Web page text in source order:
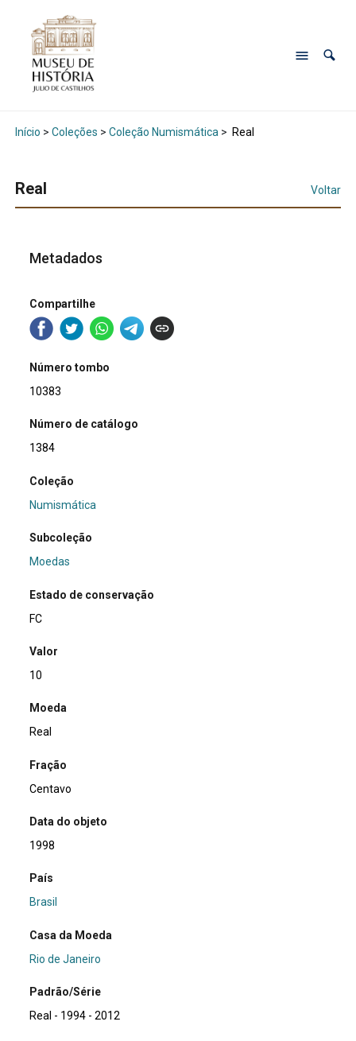
Início > Coleções > Coleção Numismática > Real
Real Voltar
Metadados
Compartilhe
Número tombo
10383
Número de catálogo
1384
Coleção
Numismática
Subcoleção
Moedas
Estado de conservação
FC
Valor
10
Moeda
Real
Fração
Centavo
Data do objeto
1998
País
Brasil
Casa da Moeda
Rio de Janeiro
Padrão/Série
Real - 1994 - 2012